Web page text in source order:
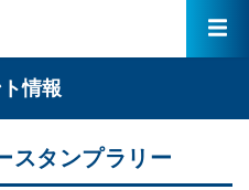
情報
スタンプラリー